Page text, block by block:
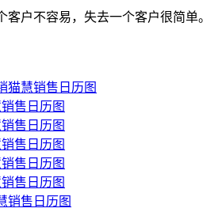
户不容易，失去一个客户很简单。
猫慧销售日历图
售日历图
售日历图
售日历图
售日历图
售日历图
销售日历图